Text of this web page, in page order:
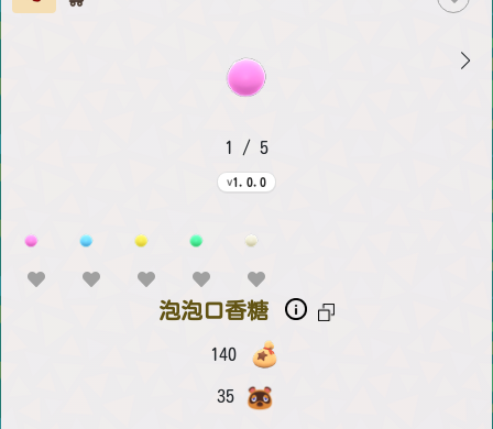
1 / 5
1.0.0
泡泡口香糖
140
35